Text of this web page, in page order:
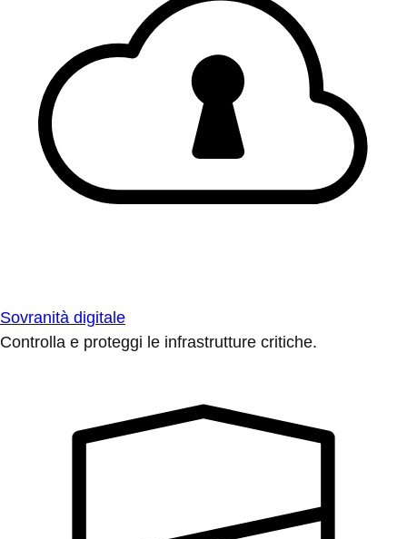
Sovranità digitale
Controlla e proteggi le infrastrutture critiche.